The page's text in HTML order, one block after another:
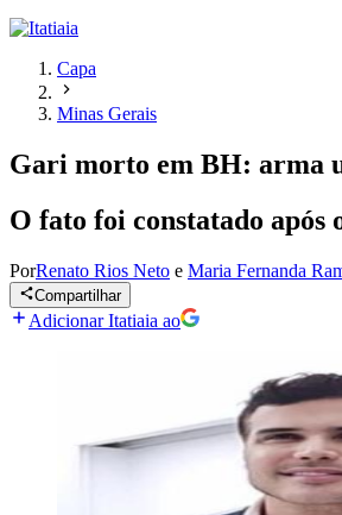
Capa
Minas Gerais
Gari morto em BH: arma
O fato foi constatado após
PorRenato Rios Neto e Maria Fernanda
Compartilhar
Adicionar Itatiaia ao